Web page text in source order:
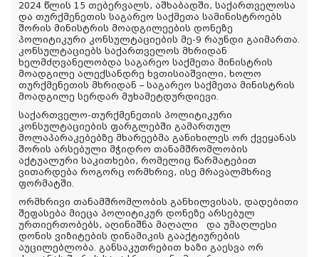
2024 წლის 15 თებერვალს, აშხაბადში, საქართველოსა
და თურქმენეთის საგარეო საქმეთა სამინისტროებს
შორის მინისტრის მოადგილეების დონეზე
პოლიტიკური კონსულტაციების მე-9 რაუნდი გაიმართა.
კონსულტაციებს საქართველოს მხრიდან
ხელმძღვანელობდა საგარეო საქმეთა მინისტრის
მოადგილე ალექსანდრე ხვთისიაშვილი, ხოლო
თურქმენეთის მხრიდან – საგარეო საქმეთა მინისტრის
მოადგილე სერდარ მუხამეტდურდიევი.
საქართველო-თურქმენეთის პოლიტიკური
კონსულტაციების ფარგლებში გამართულ
მოლაპარაკებებზე მხარეებმა განიხილეს ორ ქვეყანას
შორის არსებული მჭიდრო თანამშრომლობის
აქტუალური საკითხები, რომელიც წარმატებით
ვითარდება როგორც ორმხრივ, ისე მრავალმხრივ
ფორმატში.
ორმხრივი თანამშრომლობის განხილვისას, დადებითი
შეფასება მიეცა პოლიტიკურ დონეზე არსებულ
ურთიერთობებს, აღინიშნა მაღალი და უმაღლესი
დონის ვიზიტების დინამიკის გააქტიურების
აუცილებლობა. განსაკუთრებით ხაზი გაესვა ორ